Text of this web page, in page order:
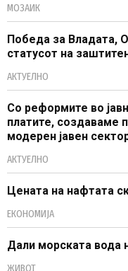
МОЗАИК
Победа за Владата,
статусот на
АКТУЕЛНО
Со реформите во
платите, создаваме
модерен јавен
АКТУЕЛНО
Цената на нафтата
ЕКОНОМИЈА
Дали морската вода
ЖИВОТ